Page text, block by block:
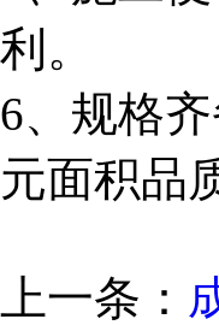
利。
6、规格
元面积品
上一条：